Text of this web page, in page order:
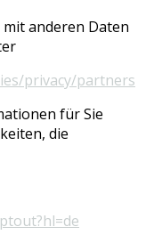
anderen Daten
privacy/partners
für Sie
die